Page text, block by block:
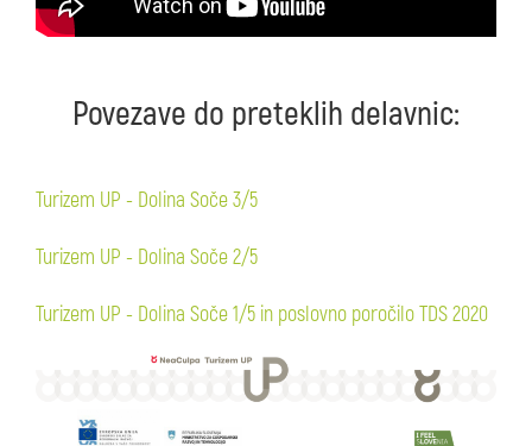
Povezave do preteklih delavnic:
Turizem UP - Dolina Soče 3/5
Turizem UP - Dolina Soče 2/5
Turizem UP - Dolina Soče 1/5 in poslovno poročilo TDS 2020